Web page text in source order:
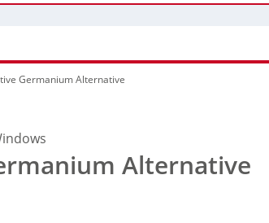
Germanium Alternative
Alternative